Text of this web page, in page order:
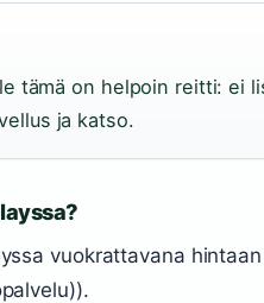
tämä on helpoin reitti: ei
ja katso.
vuokrattavana